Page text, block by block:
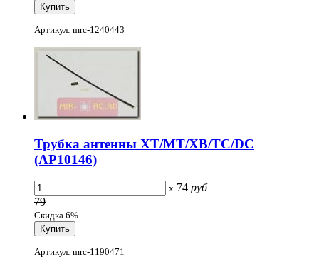
Артикул: mrc-1240443
Трубка антенны XT/MT/XB/TC/DC
(AP10146)
x 74 руб
79
Скидка 6%
Артикул: mrc-1190471